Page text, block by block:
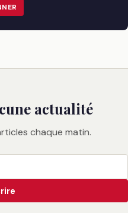
actualité
chaque matin.